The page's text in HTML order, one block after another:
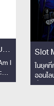
ที่
I
น
Slot
แลป
มิตร
อิน
ในยุค
ออนไล
ที่มาจ